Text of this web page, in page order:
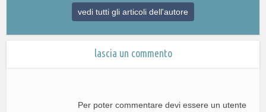
vedi tutti gli articoli dell'autore
lascia un commento
Per poter commentare devi essere un utente